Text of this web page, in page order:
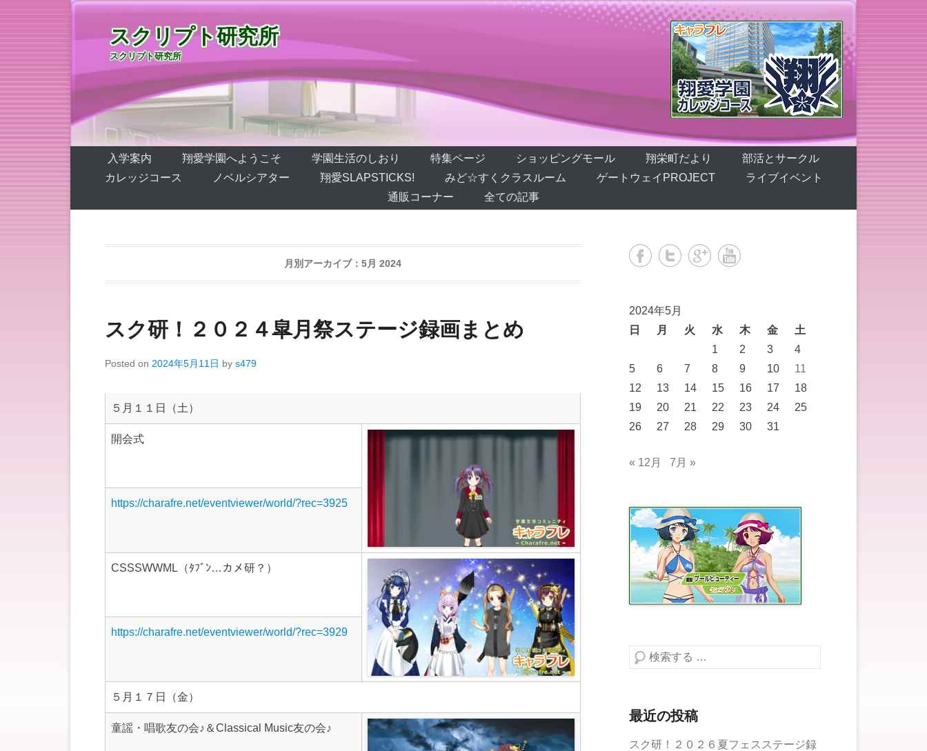
スクリプト研究所
スクリプト研究所
第1メニュー
コンテンツへ移動
入学案内 翔愛学園へようこそ 学園生活のしおり 特集ページ ショッピングモール 翔栄町だより
部活とサークル
カレッジコース
ノベルシアター 翔愛SLAPSTICKS! みど☆すくクラスルーム ゲートウェイPROJECT
ライブイベント
通販コーナー
全ての記事
月別アーカイブ： 5月 2024
スク研！２０２４皐月祭ステージ録画まとめ
Posted on 2024年5月11日 by s479
５月１１日（土）
開会式
https://charafre.net/eventviewer/world/?rec=3925
CSSSWWML（ﾀﾌﾞﾝ…カメ研？）
https://charafre.net/eventviewer/world/?rec=3929
５月１７日（金）
童謡・唱歌友の会♪＆Classical Music友の会♪
2024年5月
日
月 火 水 木 金
土
1
2 3
4
5
6 7 8 9 10
11
12
13 14 15 16 17
18
19
20 21 22 23 24
25
26
27 28 29 30 31
« 12月 7月 »
検索する
最近の投稿
スク研！２０２６夏フェスステージ録